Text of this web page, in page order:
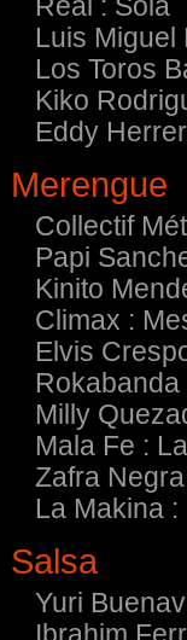
Luis Miguel
Los Toros
Kiko
Eddy
Merengue
Collectif
Papi
Kinito
Climax :
Elvis
Milly
Mala Fe :
Zafra
La Makina
Salsa
Yuri